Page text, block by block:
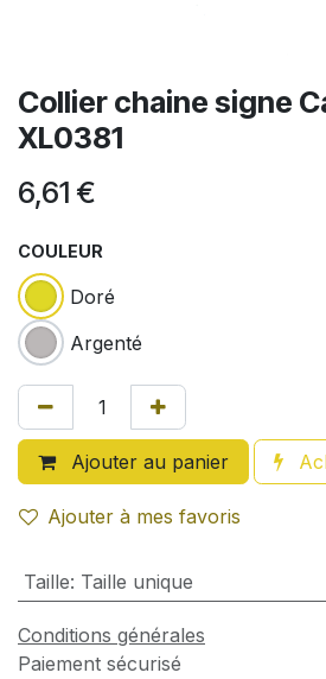
Collier chaine signe
XL0381
6,61 €
COULEUR
Doré
Argenté
Ajouter au panier
Ajouter à mes favoris
Taille: Taille unique
Conditions générales
Paiement sécurisé